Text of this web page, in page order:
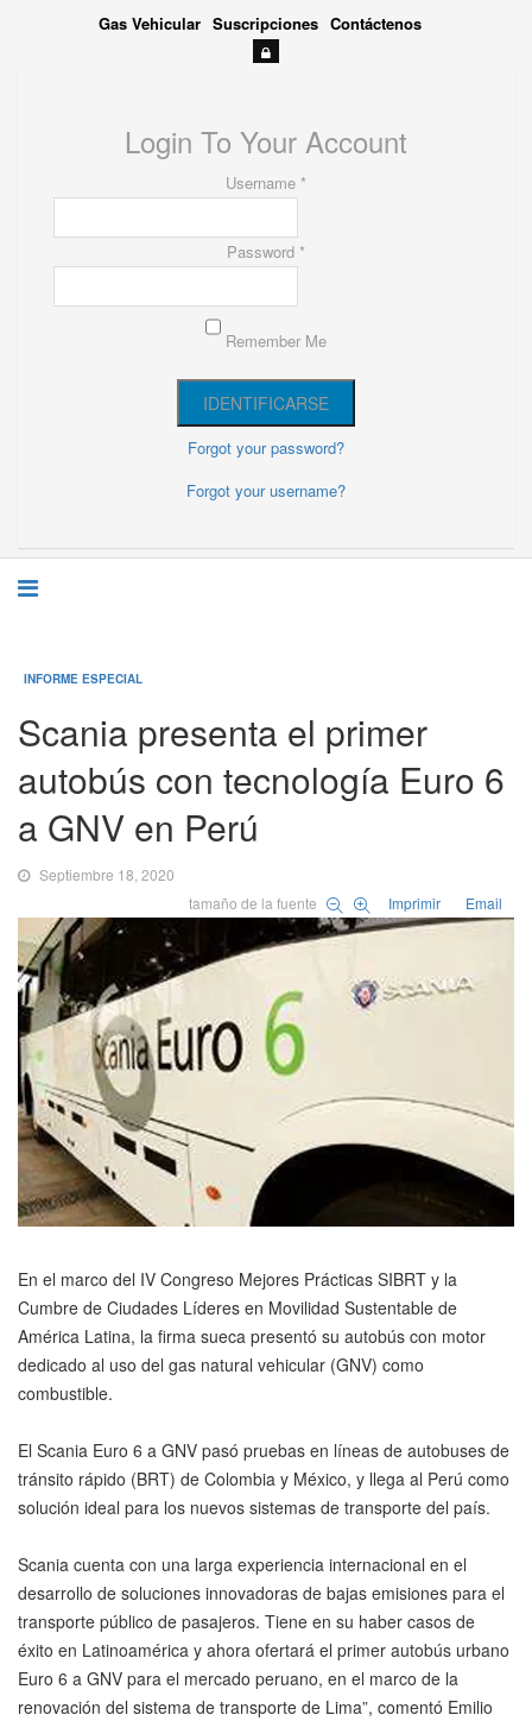
Gas Vehicular Suscripciones Contáctenos
Login To Your Account
Username *
Password *
Remember Me
Forgot your password?
Forgot your username?
INFORME ESPECIAL
Scania presenta el primer
autobús con tecnología Euro 6
a GNV en Perú
Septiembre 18, 2020
tamaño de la fuente
Imprimir Email
En el marco del IV Congreso Mejores Prácticas SIBRT y la
Cumbre de Ciudades Líderes en Movilidad Sustentable de
América Latina, la firma sueca presentó su autobús con motor
dedicado al uso del gas natural vehicular (GNV) como
combustible.
El Scania Euro 6 a GNV pasó pruebas en líneas de autobuses de
tránsito rápido (BRT) de Colombia y México, y llega al Perú como
solución ideal para los nuevos sistemas de transporte del país.
Scania cuenta con una larga experiencia internacional en el
desarrollo de soluciones innovadoras de bajas emisiones para el
transporte público de pasajeros. Tiene en su haber casos de
éxito en Latinoamérica y ahora ofertará el primer autobús urbano
Euro 6 a GNV para el mercado peruano, en el marco de la
renovación del sistema de transporte de Lima”, comentó Emilio